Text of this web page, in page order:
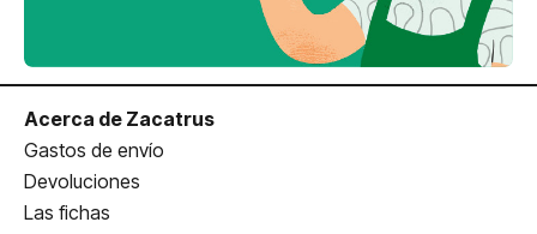
Acerca de Zacatrus
Gastos de envío
Devoluciones
Las fichas